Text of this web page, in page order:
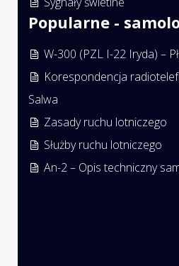
Popularne -
W-300 (PZL I-22 Iryda) –
Korespondencja
Salwa
Zasady ruchu lotniczego
Służby ruchu lotniczego
An-2 – Opis techniczny